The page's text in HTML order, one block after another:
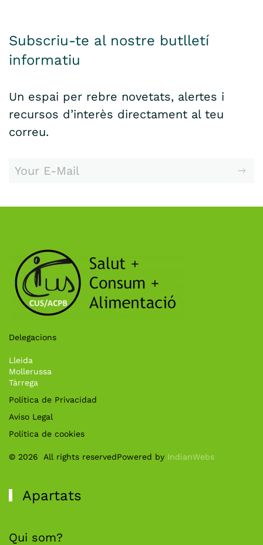
Subscriu-te al nostre butlletí
informatiu
Un espai per rebre novetats, alertes i
recursos d’interès directament al teu
correu.
Delegacions
Lleida
Mollerussa
Tàrrega
Política de Privacidad
Aviso Legal
Política de cookies
© 2026 All rights reservedPowered by IndianWebs
Apartats
Qui som?